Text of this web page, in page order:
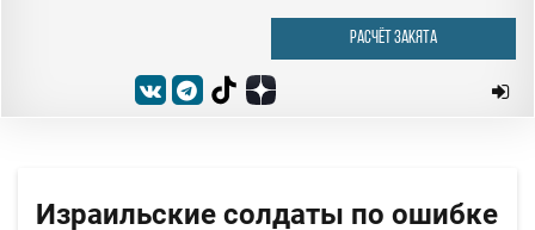
РАСЧЁТ ЗАКЯТА
Израильские солдаты по ошибке